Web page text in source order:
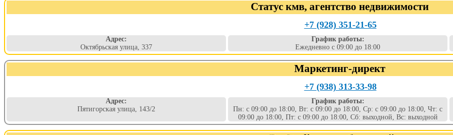
Статус кмв, агентство недвижимости
+7 (928) 351-21-65
Адрес:
Октябрьская улица, 337
График работы:
Ежедневно с 09:00 до 18:00
Маркетинг-директ
+7 (938) 313-33-98
Адрес:
Пятигорская улица, 143/2
График работы:
Пн: с 09:00 до 18:00, Вт: с 09:00 до 18:00, Ср: с 09:00 до 18:00, Чт: с
09:00 до 18:00, Пт: с 09:00 до 18:00, Сб: выходной, Вс: выходной